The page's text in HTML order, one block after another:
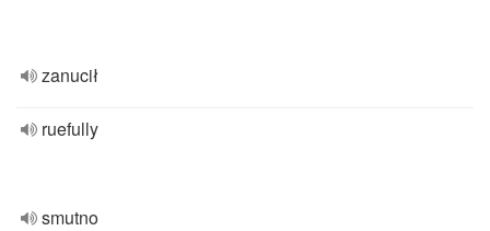
zanucił
ruefully
smutno